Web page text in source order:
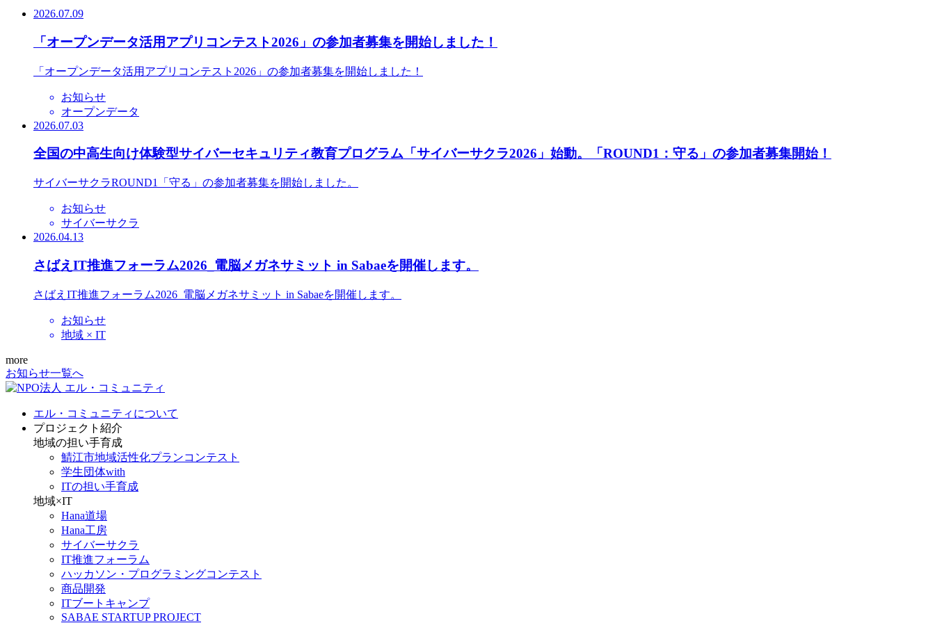
2026.07.09
「オープンデータ活用アプリコンテスト2026」の参加者募集を開始しました！
「オープンデータ活用アプリコンテスト2026」の参加者募集を開始しました！
お知らせ
オープンデータ
2026.07.03
全国の中高生向け体験型サイバーセキュリティ教育プログラム「サイバーサクラ2026」始動。「ROUND1：守る」の参加者募集開始！
サイバーサクラROUND1「守る」の参加者募集を開始しました。
お知らせ
サイバーサクラ
2026.04.13
さばえIT推進フォーラム2026_電脳メガネサミット in Sabaeを開催します。
さばえIT推進フォーラム2026_電脳メガネサミット in Sabaeを開催します。
お知らせ
地域 × IT
more
お知らせ一覧へ
エル・コミュニティについて
プロジェクト紹介
地域の担い手育成
鯖江市地域活性化プランコンテスト
学生団体with
ITの担い手育成
地域×IT
Hana道場
Hana工房
サイバーサクラ
IT推進フォーラム
ハッカソン・プログラミングコンテスト
商品開発
ITブートキャンプ
SABAE STARTUP PROJECT